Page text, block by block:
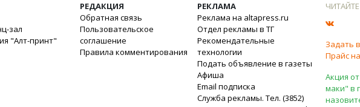
зал
"Алт-принт"
РЕДАКЦИЯ
Обратная связь
Пользовательское
соглашение
Правила комментирования
РЕКЛАМА
Реклама на altapress.ru
Отдел рекламы в ТГ
Рекомендательные
технологии
Подать объявление в газеты
Афиша
Email подписка
Служба рекламы. Тел. (3852)
Задать
Прайс
Акция
маки" в